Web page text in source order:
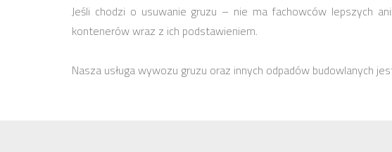
Jeśli chodzi o usuwanie gruzu – nie ma fachowców lepszych
kontenerów wraz z ich podstawieniem.
Nasza usługa wywozu gruzu oraz innych odpadów budowlanych